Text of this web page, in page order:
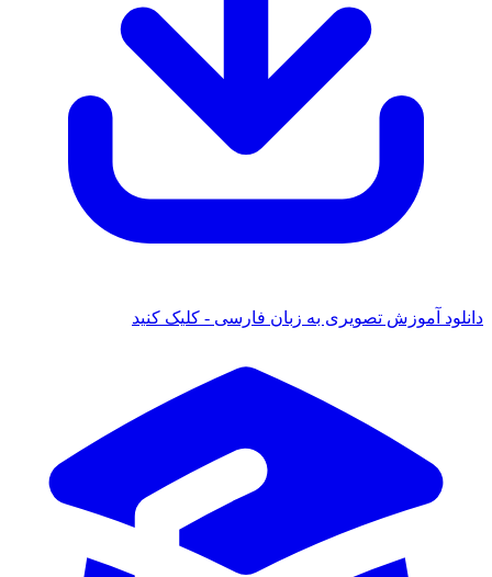
آموزش تصویری به زبان فارسی - کلیک کنید